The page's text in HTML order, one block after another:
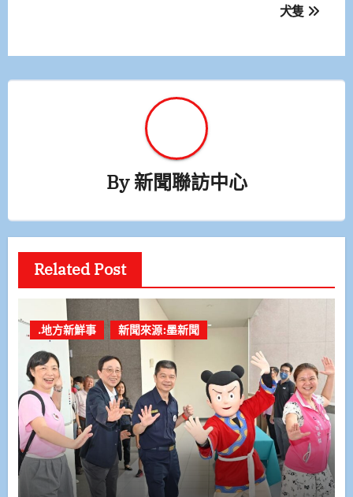
覽
犬隻
By新聞聯訪中心
Related Post
.地方新鮮事 新聞來源:墨新聞